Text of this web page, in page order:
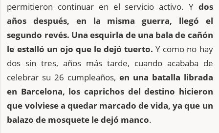
permitieron continuar en el servicio activo. Y dos
años después, en la misma guerra, llegó el
segundo revés. Una esquirla de una bala de cañón
le estalló un ojo que le dejó tuerto. Y como no hay
dos sin tres, años más tarde, cuando acababa de
celebrar su 26 cumpleaños, en una batalla librada
en Barcelona, los caprichos del destino hicieron
que volviese a quedar marcado de vida, ya que un
balazo de mosquete le dejó manco.